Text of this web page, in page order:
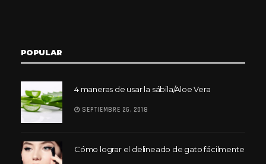
POPULAR
4 maneras de usar la sábila/Aloe Vera
SEPTIEMBRE 26, 2018
Cómo lograr el delineado de gato fácilmente